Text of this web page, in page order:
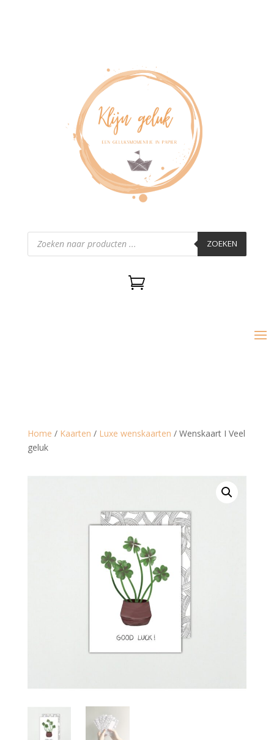
Producten
zoeken ZOEKEN

Home / Kaarten / Luxe wenskaarten / Wenskaart I Veel
geluk